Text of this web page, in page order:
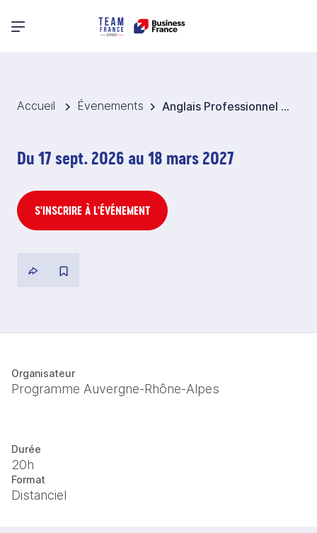
Menu principal
Accueil Évenements Anglais Professionnel - Business English Lunch en Distanciel
Du 17 sept. 2026 au 18 mars 2027
S'INSCRIRE À L'ÉVÉNEMENT
Organisateur
Programme Auvergne-Rhône-Alpes
Durée
20h
Format
Distanciel